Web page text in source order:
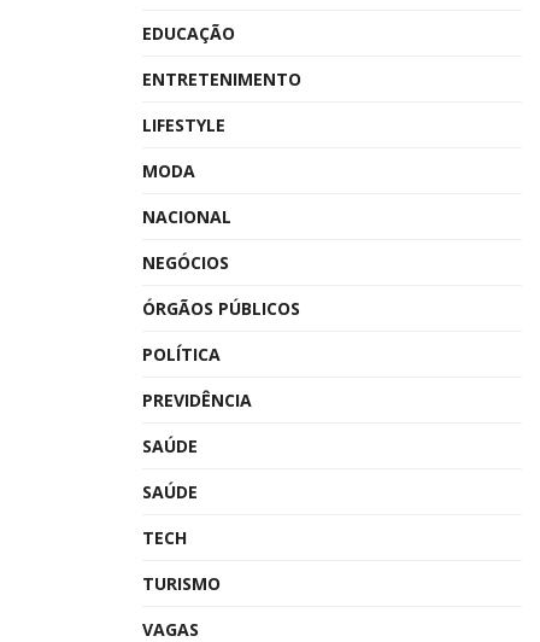
EDUCAÇÃO
ENTRETENIMENTO
LIFESTYLE
MODA
NACIONAL
NEGÓCIOS
ÓRGÃOS PÚBLICOS
POLÍTICA
PREVIDÊNCIA
SAÚDE
SAÚDE
TECH
TURISMO
VAGAS